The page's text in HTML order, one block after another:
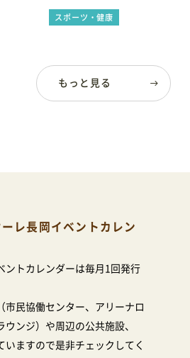
アランマーレ秋田
スポーツ・健康
もっと見る
レ長岡イベントカレン
ントカレンダーは毎月1回発行
市民協働センター、アリーナロ
ウンジ）や周辺の公共施設、
いますので是非チェックしてく
シミュレーションに便利